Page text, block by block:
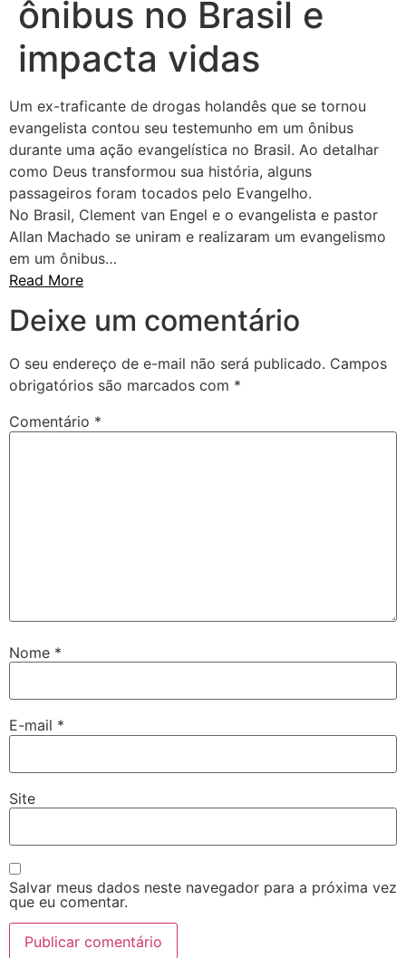
ônibus no Brasil e
impacta vidas
Um ex-traficante de drogas holandês que se tornou
evangelista contou seu testemunho em um ônibus
durante uma ação evangelística no Brasil. Ao detalhar
como Deus transformou sua história, alguns
passageiros foram tocados pelo Evangelho.
No Brasil, Clement van Engel e o evangelista e pastor
Allan Machado se uniram e realizaram um evangelismo
em um ônibus…
Read More
Deixe um comentário
O seu endereço de e-mail não será publicado. Campos
obrigatórios são marcados com *
Comentário *
Nome *
E-mail *
Site
Salvar meus dados neste navegador para a próxima vez
que eu comentar.